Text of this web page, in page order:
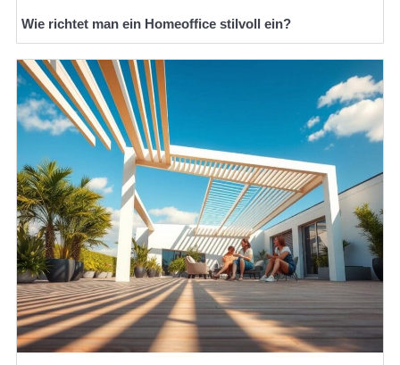
Wie richtet man ein Homeoffice stilvoll ein?